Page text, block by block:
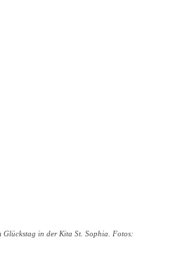
Glückstag in der Kita St. Sophia. Fotos: